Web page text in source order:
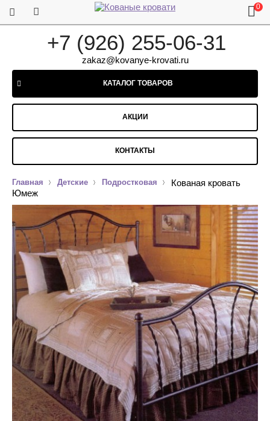
+7 (926) 255-06-31
zakaz@kovanye-krovati.ru
0
КАТАЛОГ ТОВАРОВ
АКЦИИ
КОНТАКТЫ
Главная Детские Подростковая
Кованая кровать
Юмеж